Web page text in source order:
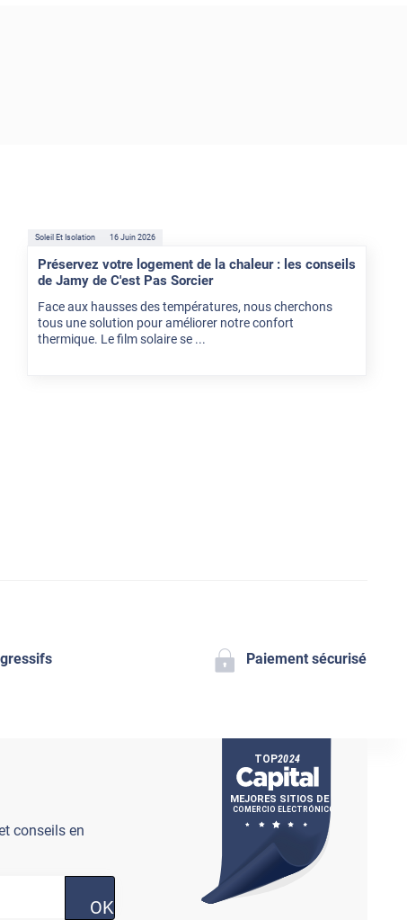
Soleil Et Isolation 16 Juin 2026
Préservez votre logement de la chaleur : les conseils
de Jamy de C'est Pas Sorcier
Face aux hausses des températures, nous cherchons
tous une solution pour améliorer notre confort
thermique. Le film solaire se ...
Paiement sécurisé
conseils en
OK